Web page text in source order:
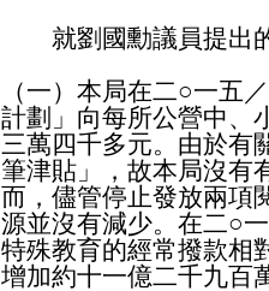
就劉國勳議員提出
（一）本局在二○一五
計劃」向每所公營中、
三萬四千多元。由於有
筆津貼」，故本局沒有
而，儘管停止發放兩項
源並沒有減少。在二○
特殊教育的經常撥款相
增加約十一億二千九百